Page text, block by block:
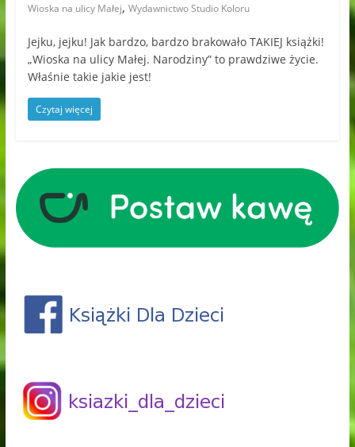
Wioska na ulicy Małej, Wydawnictwo Studio Koloru
Jejku, jejku! Jak bardzo, bardzo brakowało TAKIEJ książki!
„Wioska na ulicy Małej. Narodziny” to prawdziwe życie.
Właśnie takie jakie jest!
Czytaj więcej